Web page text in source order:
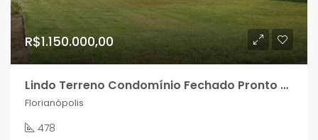
R$1.150.000,00
Lindo Terreno Condomínio Fechado Pronto Para Sua Construção Residencial!
Florianópolis
478